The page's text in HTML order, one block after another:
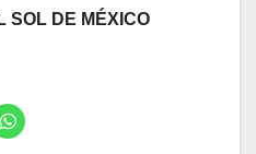
DE MÉXICO